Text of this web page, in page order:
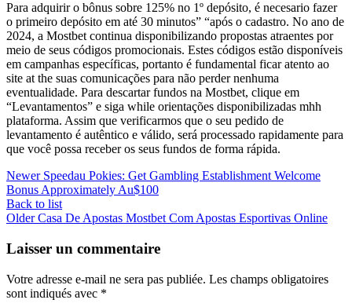
Para adquirir o bônus sobre 125% no 1º depósito, é necesario fazer
o primeiro depósito em até 30 minutos” “após o cadastro. No ano de
2024, a Mostbet continua disponibilizando propostas atraentes por
meio de seus códigos promocionais. Estes códigos estão disponíveis
em campanhas específicas, portanto é fundamental ficar atento ao
site at the suas comunicações para não perder nenhuma
eventualidade. Para descartar fundos na Mostbet, clique em
“Levantamentos” e siga while orientações disponibilizadas mhh
plataforma. Assim que verificarmos que o seu pedido de
levantamento é autêntico e válido, será processado rapidamente para
que você possa receber os seus fundos de forma rápida.
Newer Speedau Pokies: Get Gambling Establishment Welcome
Bonus Approximately Au$100
Back to list
Older Casa De Apostas Mostbet Com Apostas Esportivas Online
Laisser un commentaire
Votre adresse e-mail ne sera pas publiée. Les champs obligatoires
sont indiqués avec *